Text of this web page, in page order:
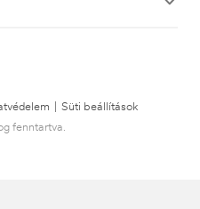
Süti beállítások
fenntartva.